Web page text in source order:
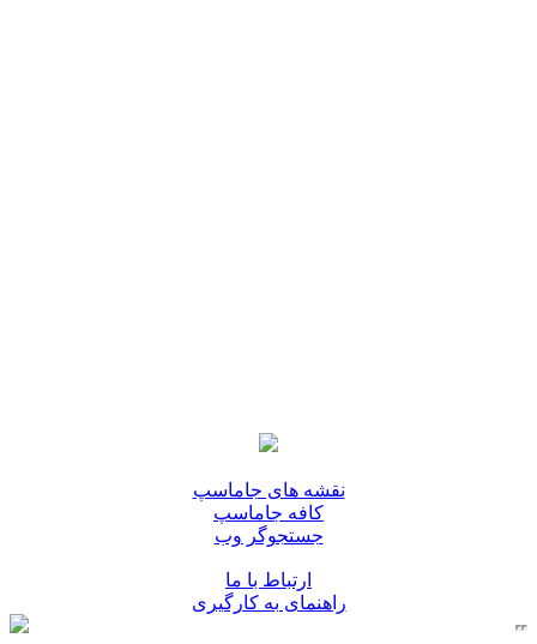
نقشه های جاماسپ
کافه جاماسپ
جستجوگر وب
ارتباط با ما
راهنمای به کارگیری